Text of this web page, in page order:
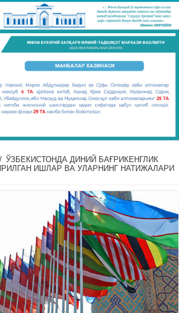
/ ЎЗБЕКИСТОНДА ДИНИЙ БАҒРИКЕНГЛИК
ИШЛАР ВА УЛАРНИНГ НАТИЖАЛАРИ